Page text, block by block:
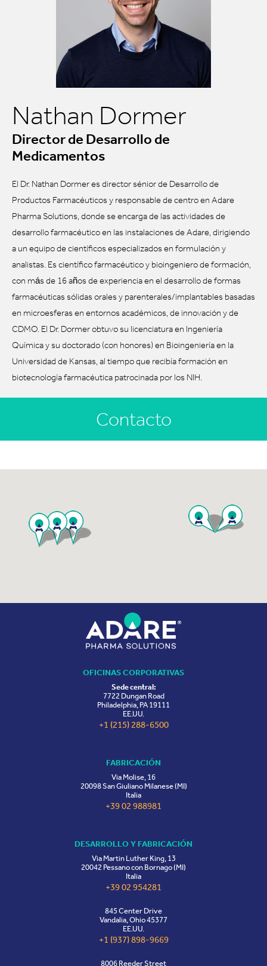
Nathan Dormer
Director de Desarrollo de
Medicamentos
El Dr. Nathan Dormer es director sénior de Desarrollo de
Productos Farmacéuticos y responsable de centro en Adare
Pharma Solutions, donde se encarga de las actividades de
desarrollo farmacéutico en las instalaciones de Adare, dirigiendo
a un equipo de científicos especializados en formulación y
analistas. Es científico farmacéutico y bioingeniero de formación,
con más de 16 años de experiencia en el desarrollo de formas
farmacéuticas sólidas orales y parenterales/implantables basadas
en microesferas en entornos académicos, de innovación y de
CDMO. El Dr. Dormer obtuvo su licenciatura en Ingeniería
Química y su doctorado (con honores) en Bioingeniería en la
Universidad de Kansas, al tiempo que recibía formación en
biotecnología farmacéutica patrocinada por los NIH.
Contacto
OFICINAS CORPORATIVAS
Sede central:
7722 Dungan Road
Philadelphia, PA 19111
EE.UU.
+1 (215) 288-6500
FABRICACIÓN
Via Molise, 16
20098 San Giuliano Milanese (MI)
Italia
+39 02 988981
DESARROLLO Y FABRICACIÓN
Via Martin Luther King, 13
20042 Pessano con Bornago (MI)
Italia
+39 02 954281
845 Center Drive
Vandalia, Ohio 45377
EE.UU.
+1 (937) 898-9669
8006 Reeder Street